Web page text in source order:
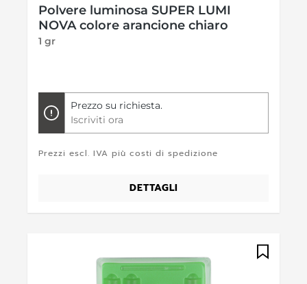
Polvere luminosa SUPER LUMI
NOVA colore arancione chiaro
1 gr
Prezzo su richiesta.
Iscriviti ora
Prezzi escl. IVA più costi di spedizione
DETTAGLI